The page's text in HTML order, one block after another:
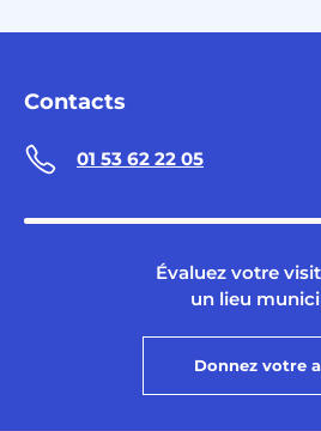
Contacts
01 53 62 22 05
Évaluez votre
un lieu
Donnez votre